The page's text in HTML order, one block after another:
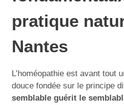
pratique
Nantes
L’homéopathie est avant tout
douce fondée sur le principe
semblable guérit le